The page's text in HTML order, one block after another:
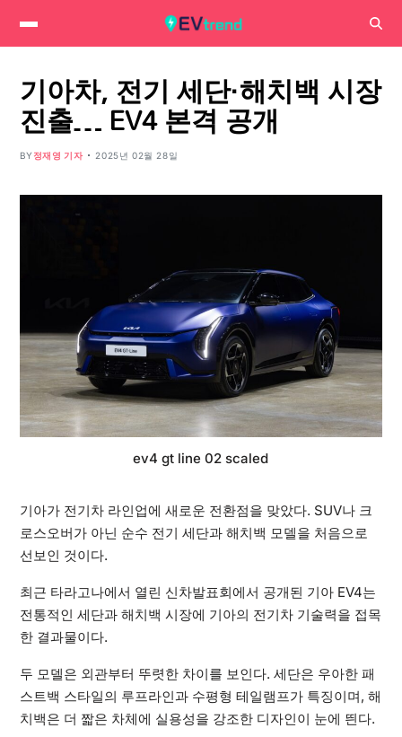
기아차, 전기 세단·해치백 시장
진출… EV4 본격 공개
BY 정재영 기자 2025년 02월 28일
ev4 gt line 02 scaled
기아가 전기차 라인업에 새로운 전환점을 맞았다. SUV나 크
로스오버가 아닌 순수 전기 세단과 해치백 모델을 처음으로
선보인 것이다.
최근 타라고나에서 열린 신차발표회에서 공개된 기아 EV4는
전통적인 세단과 해치백 시장에 기아의 전기차 기술력을 접목
한 결과물이다.
두 모델은 외관부터 뚜렷한 차이를 보인다. 세단은 우아한 패
스트백 스타일의 루프라인과 수평형 테일램프가 특징이며, 해
치백은 더 짧은 차체에 실용성을 강조한 디자인이 눈에 띈다.